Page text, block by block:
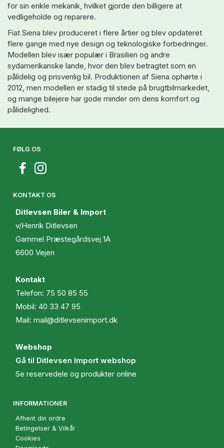
for sin enkle mekanik, hvilket gjorde den billigere at
vedligeholde og reparere.
Fiat Siena blev produceret i flere årtier og blev opdateret
flere gange med nye design og teknologiske forbedringer.
Modellen blev især populær i Brasilien og andre
sydamerikanske lande, hvor den blev betragtet som en
pålidelig og prisvenlig bil. Produktionen af Siena ophørte i
2012, men modellen er stadig til stede på brugtbilmarkedet,
og mange bilejere har gode minder om dens komfort og
pålidelighed.
FØLG OS
KONTAKT OS
Ditlevsen Biler & Import
v/Henrik Ditlevsen
Gammel Præstegårdsvej 1A
6600 Vejen
Kontakt
Telefon: 75 50 85 55
Mobil: 40 33 47 95
Mail: mail@ditlevsenimport.dk
Webshop
Gå til Ditlevsen Import webshop
Se reservedele og produkter online
INFORMATIONER
Afhent din ordre
Betingelser & Vilkår
Cookies